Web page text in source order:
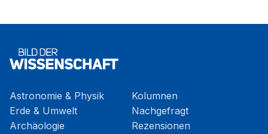
Astronomie & Physik
Erde & Umwelt
Archäologie
Kolumnen
Nachgefragt
Rezensionen